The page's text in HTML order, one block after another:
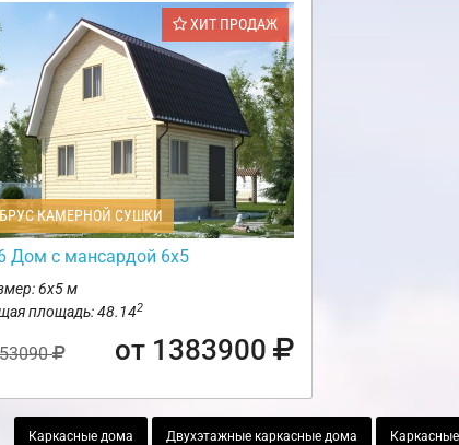
ХИТ ПРОДАЖ
КАМЕРНОЙ СУШКИ
Дом с мансардой 6х5
6х5 м
площадь: 48.142
от 1383900
Каркасные дома Двухэтажные каркасные дома